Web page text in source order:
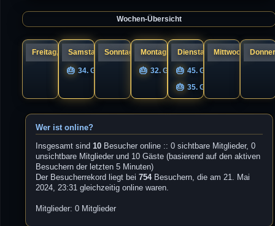
e
t
g
Wochen-Übersicht
Freitag, 07.Samstag, 08.
34. Geburtstag nigel
Sonntag, 09.Montag, 10.
32. Geburtstag UNIQS
Dienstag, 11.
45. Geburtstag Guandi
35. Geburtstag s1cK.
Mittwoch, 12.
Wer ist online?
Insgesamt sind10 Besucher online :: 0 sichtbare Mitglieder, 0
unsichtbare Mitglieder und 10 Gäste (basierend auf den aktiven
Besuchern der letzten 5 Minuten)
Der Besucherrekord liegt bei754Besuchern, die am 21. Mai
2024, 23:31 gleichzeitig online waren.
Mitglieder: 0 Mitglieder